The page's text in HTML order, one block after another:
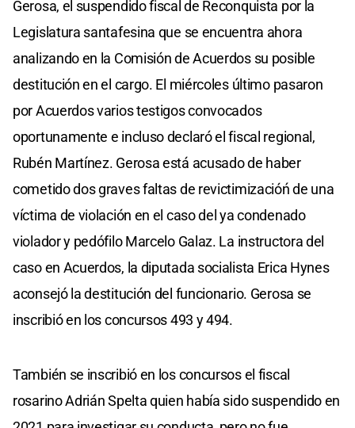
Gerosa, el suspendido fiscal de Reconquista por la
Legislatura santafesina que se encuentra ahora
analizando en la Comisión de Acuerdos su posible
destitución en el cargo. El miércoles último pasaron
por Acuerdos varios testigos convocados
oportunamente e incluso declaró el fiscal regional,
Rubén Martínez. Gerosa está acusado de haber
cometido dos graves faltas de revictimizacióń de una
víctima de violación en el caso del ya condenado
violador y pedófilo Marcelo Galaz. La instructora del
caso en Acuerdos, la diputada socialista Erica Hynes
aconsejó la destitución del funcionario. Gerosa se
inscribió en los concursos 493 y 494.
También se inscribió en los concursos el fiscal
rosarino Adrián Spelta quien había sido suspendido en